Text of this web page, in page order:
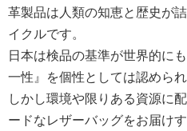
革製品は人類の知恵と歴史が
イクルです。
日本は検品の基準が世界的に
一性』を個性としては認めら
しかし環境や限りある資源に
ードなレザーバッグをお届け